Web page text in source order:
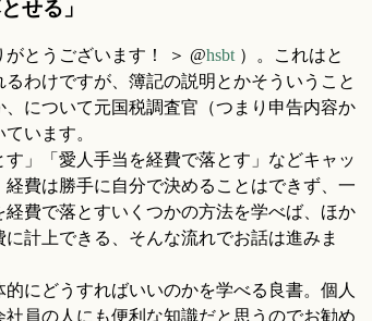
せる」
とうございます！ ＞ @hsbt ）。これはと
わけですが、簿記の説明とかそういうこと
について元国税調査官（つまり申告内容か
います。
」「愛人手当を経費で落とす」などキャッ
費は勝手に自分で決めることはできず、一
費で落とすいくつかの方法を学べば、ほか
計上できる、そんな流れでお話は進みま
にどうすればいいのかを学べる良書。個人
員の人にも便利な知識だと思うのでお勧め